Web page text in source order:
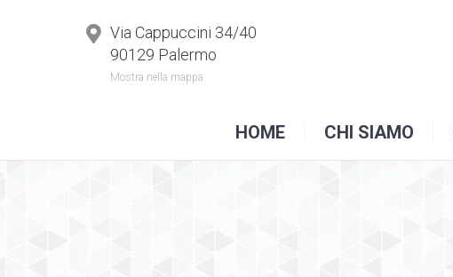
Via Cappuccini 34/40
90129 Palermo
Mostra nella mappa
HOME CHI SIAMO